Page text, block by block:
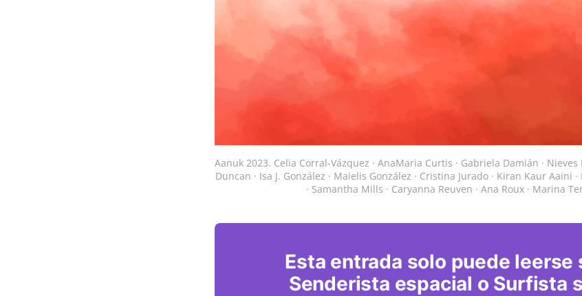
Aanuk 2023. Celia Corral-Vázquez · AnaMaria Curtis · Gabriela Damián · Nieves
Duncan · Isa J. González · Maielis González · Cristina Jurado · Kiran Kaur Aaini
· Samantha Mills · Caryanna Reuven · Ana Roux · Marina
Esta entrada solo puede leerse
Senderista espacial o Surfista